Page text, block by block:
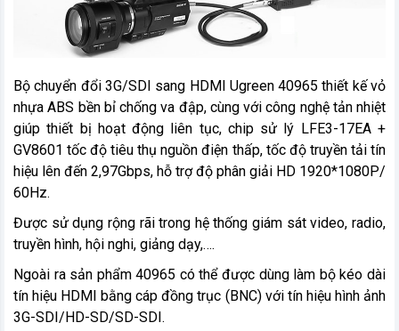
Bộ chuyển đổi 3G/SDI sang HDMI Ugreen 40965 thiết kế vỏ
nhựa ABS bền bỉ chống va đập, cùng với công nghệ tản nhiệt
giúp thiết bị hoạt động liên tục, chip sử lý LFE3-17EA +
GV8601 tốc độ tiêu thụ nguồn điện thấp, tốc độ truyền tải tín
hiệu lên đến 2,97Gbps, hỗ trợ độ phân giải HD 1920*1080P/
60Hz.
Được sử dụng rộng rãi trong hệ thống giám sát video, radio,
truyền hình, hội nghi, giảng dạy,….
Ngoài ra sản phẩm 40965 có thể được dùng làm bộ kéo dài
tín hiệu HDMI bằng cáp đồng trục (BNC) với tín hiệu hình ảnh
3G-SDI/HD-SD/SD-SDI.